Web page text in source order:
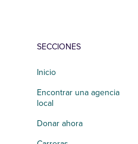
SECCIONES
Inicio
Encontrar una agencia
local
Donar ahora